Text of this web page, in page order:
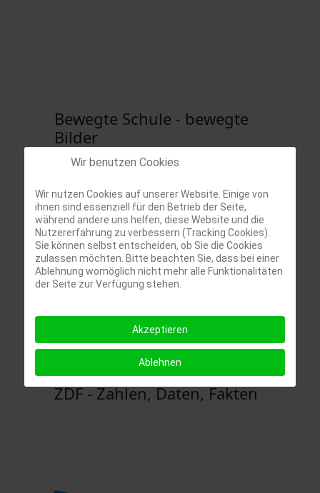
Bewegte Schule - bewegte
Bilder
ZDF - Zahlen, Daten, Fakten
Wir benutzen Cookies
Wir nutzen Cookies auf unserer Website. Einige von
ihnen sind essenziell für den Betrieb der Seite,
während andere uns helfen, diese Website und die
Nutzererfahrung zu verbessern (Tracking Cookies).
Sie können selbst entscheiden, ob Sie die Cookies
zulassen möchten. Bitte beachten Sie, dass bei einer
Ablehnung womöglich nicht mehr alle Funktionalitäten
der Seite zur Verfügung stehen.
Akzeptieren
Ablehnen